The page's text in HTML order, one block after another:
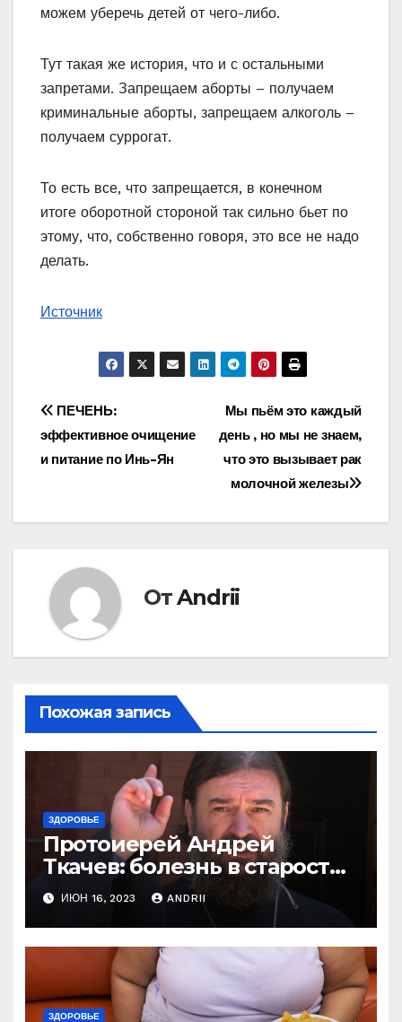
можем уберечь детей от чего-либо.
Тут такая же история, что и с остальными
запретами. Запрещаем аборты – получаем
криминальные аборты, запрещаем алкоголь –
получаем суррогат.
То есть все, что запрещается, в конечном
итоге оборотной стороной так сильно бьет по
этому, что, собственно говоря, это все не надо
делать.
Источник
Навигация
по
Мы пьём это каждый
день , но мы не знаем,
что это вызывает рак
молочной железы
ПЕЧЕНЬ:
эффективное очищение
и питание по Инь-Ян
ОтAndrii
Похожая запись
ЗДОРОВЬЕ
Протоиерей Андрей
Ткачев: болезнь в старости
— это расплата за грехи?
Вот те раз!
ИЮН 16, 2023 ANDRII
ЗДОРОВЬЕ